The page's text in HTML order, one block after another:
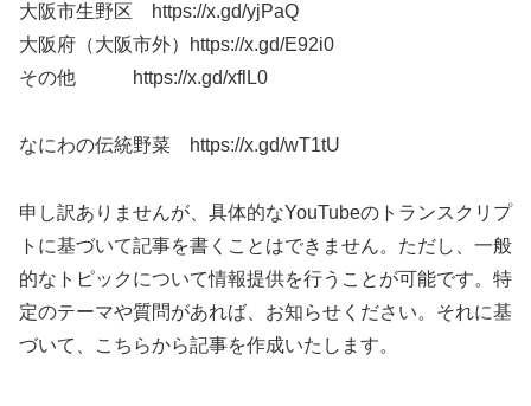
大阪市生野区 https://x.gd/yjPaQ
大阪府（大阪市外）https://x.gd/E92i0
その他 https://x.gd/xflL0
なにわの伝統野菜 https://x.gd/wT1tU
申し訳ありませんが、具体的なYouTubeのトランスクリプ
トに基づいて記事を書くことはできません。ただし、一般
的なトピックについて情報提供を行うことが可能です。特
定のテーマや質問があれば、お知らせください。それに基
づいて、こちらから記事を作成いたします。